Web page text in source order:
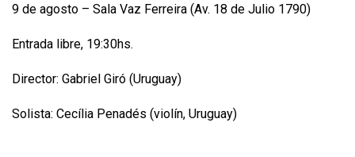
9 de agosto – Sala Vaz Ferreira (Av. 18 de Julio 1790)
Entrada libre, 19:30hs.
Director: Gabriel Giró (Uruguay)
Solista: Cecília Penadés (violín, Uruguay)